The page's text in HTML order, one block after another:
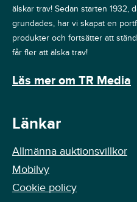
älskar trav! Sedan starten 1932,
grundades, har vi skapat en
produkter och fortsätter att
får fler att älska trav!
Läs mer om TR Media
Länkar
Allmänna auktionsvillkor
Mobilvy
Cookie policy